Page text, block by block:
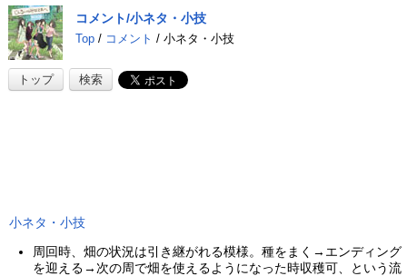
コメント/小ネタ・小技
Top/ コメント / 小ネタ・小技
トップ 検索
小ネタ・小技
周回時、畑の状況は引き継がれる模様。種をまく→エンディング
を迎える→次の周で畑を使えるようになった時収穫可、という流